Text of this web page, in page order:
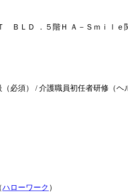
ＢＬＤ ．５階Ｈ Ａ－Ｓｍｉｌｅ
必須） / 介護職員初任者研修（
ハローワーク ）